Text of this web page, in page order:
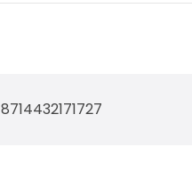
8714432171727